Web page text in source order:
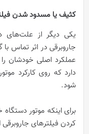
کثیف یا مسدود شدن
یکی دیگر از علت‌های
جاروبرقی در اثر تماس با
عملکرد اصلی خودشان
دارد که روی کارکرد
شود.
برای اینکه موتور
کردن فیلترهای جاروبرقی